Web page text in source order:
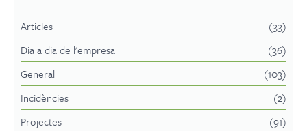
Articles
(33)
Dia a dia de l'empresa
(36)
General
(103)
Incidències
(2)
Projectes
(91)